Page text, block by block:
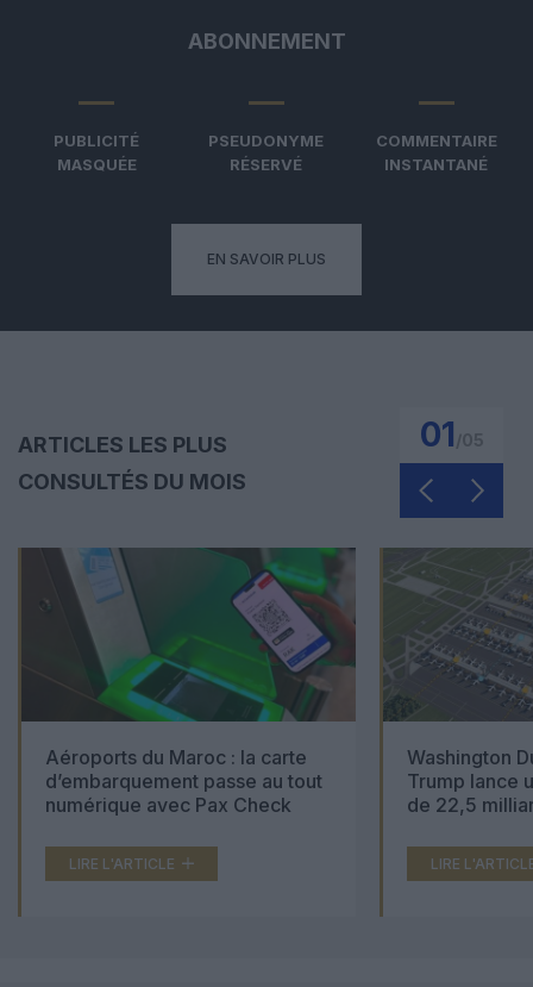
ABONNEMENT
PUBLICITÉ
MASQUÉE
PSEUDONYME
RÉSERVÉ
COMMENTAIRE
INSTANTANÉ
EN SAVOIR PLUS
ARTICLES LES PLUS
CONSULTÉS DU MOIS
01
Aéroports du Maroc : la carte
d’embarquement passe au tout
numérique avec Pax Check
LIRE L'ARTICLE
Washington
Trump lance
de 22,5
LIRE